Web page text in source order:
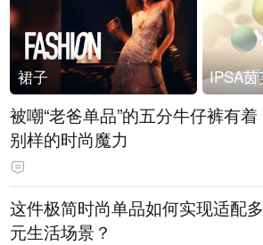
裙子
被嘲“老爸单品”的五分牛仔裤有着
别样的时尚魔力
这件极简时尚单品如何实现适配多
元生活场景？